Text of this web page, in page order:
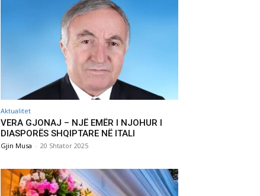
Aktualitet
VERA GJONAJ – NJË EMËR I NJOHUR I
DIASPORËS SHQIPTARE NË ITALI
Gjin Musa - 20 Shtator 2025